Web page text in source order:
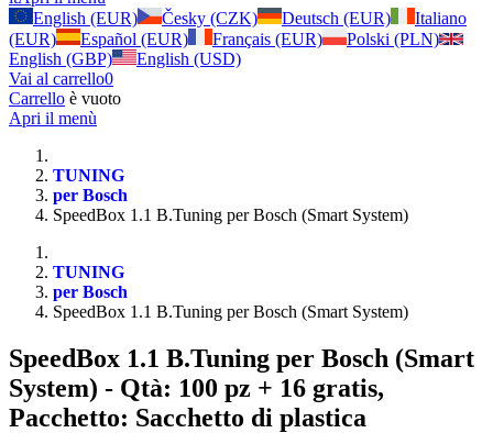
English (EUR)
Česky (CZK) Deutsch (EUR)
Italiano
(EUR)
Español (EUR) Français (EUR)
Polski (PLN)
English (GBP)
English (USD)
Vai al carrello0
Carrello è vuoto
Apri il menù
TUNING
per Bosch
SpeedBox 1.1 B.Tuning per Bosch (Smart System)
TUNING
per Bosch
SpeedBox 1.1 B.Tuning per Bosch (Smart System)
SpeedBox 1.1 B.Tuning per Bosch (Smart
System) - Qtà: 100 pz + 16 gratis,
Pacchetto: Sacchetto di plastica